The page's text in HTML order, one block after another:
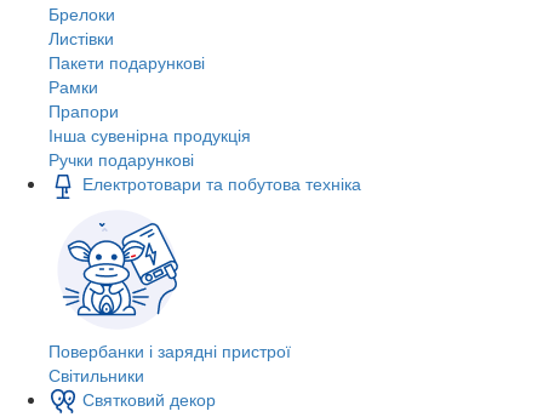
Брелоки
Листівки
Пакети подарункові
Рамки
Прапори
Інша сувенірна продукція
Ручки подарункові
Електротовари та побутова техніка
Повербанки і зарядні пристрої
Світильники
Святковий декор